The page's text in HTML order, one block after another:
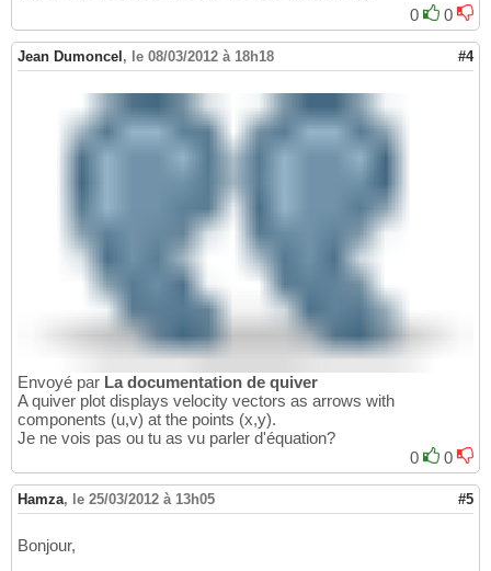
0
0
Jean Dumoncel , le 08/03/2012 à 18h18 #4
Envoyé par La documentation de quiver
A quiver plot displays velocity vectors as arrows with
components (u,v) at the points (x,y).
Je ne vois pas ou tu as vu parler d'équation?
0
0
Hamza, le 25/03/2012 à 13h05 #5
Bonjour,